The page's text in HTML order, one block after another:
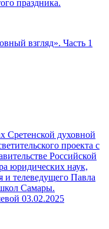
праздника.
взгляд». Часть 1
Сретенской духовной
проекта с
Российской
юридических наук,
и телеведущего Павла
Самары.
03.02.2025